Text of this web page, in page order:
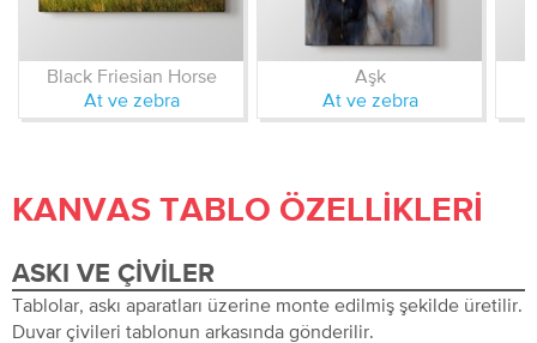
Black Friesian Horse
At ve zebra
Aşk
At ve zebra
KANVAS TABLO ÖZELLIKLERI
ASKI VE ÇIVILER
Tablolar, askı aparatları üzerine monte edilmiş şekilde üretilir.
Duvar çivileri tablonun arkasında gönderilir.